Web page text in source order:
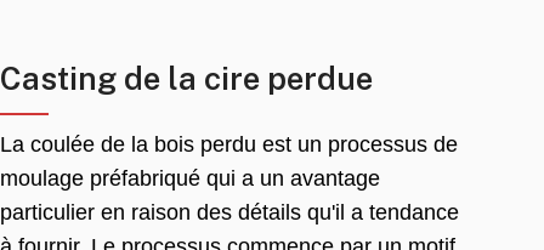
Casting de la cire perdue
La coulée de la bois perdu est un processus de
moulage préfabriqué qui a un avantage
particulier en raison des détails qu'il a tendance